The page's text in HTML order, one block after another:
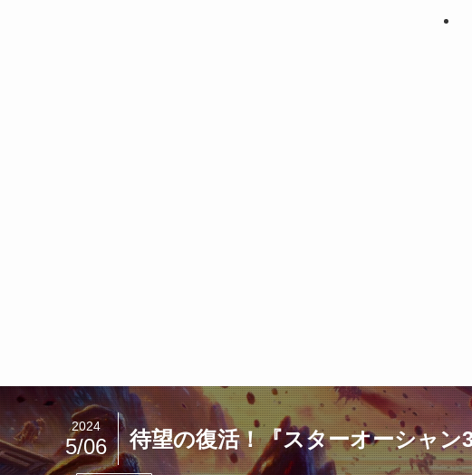
待望の復活！『スターオーシャ
2024
5/06